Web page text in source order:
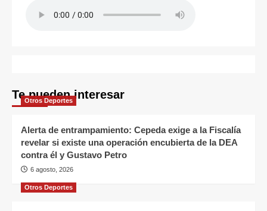
Te pueden interesar
Otros Deportes
Alerta de entrampamiento: Cepeda exige a la Fiscalía
revelar si existe una operación encubierta de la DEA
contra él y Gustavo Petro
6 agosto, 2026
Otros Deportes